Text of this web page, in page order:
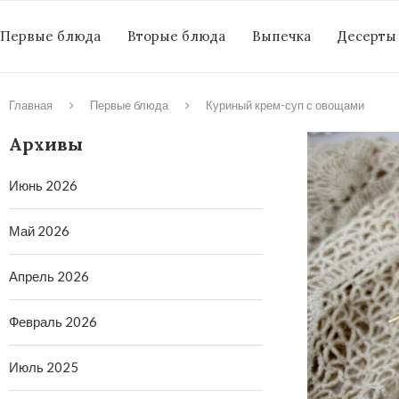
Первые блюда Вторые блюда Выпечка Десерты
Главная Первые блюда Куриный крем-суп с овощами
Архивы
Июнь 2026
Май 2026
Апрель 2026
Февраль 2026
Июль 2025